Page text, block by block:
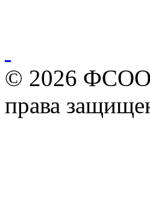
© 2026 ФСОО
права